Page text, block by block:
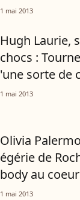
1 mai 2013
Hugh Laurie,
chocs :
'une sorte de
1 mai 2013
Olivia
égérie de
body au
1 mai 2013